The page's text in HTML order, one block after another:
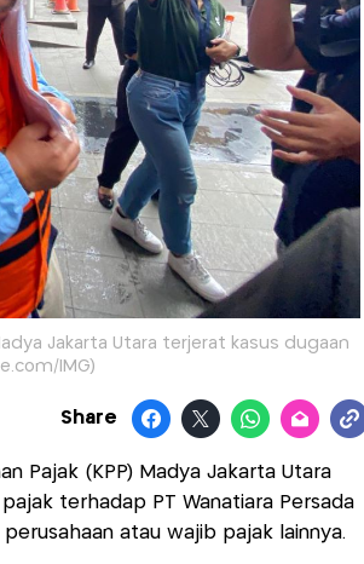
Jakarta Utara terjerat kasus dugaan
IMG)
Share
Pajak (KPP) Madya Jakarta Utara
terhadap PT Wanatiara Persada
atau wajib pajak lainnya.